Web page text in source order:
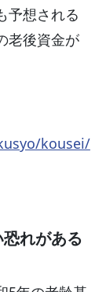
予想される
老後資金が
kousei/
れがある